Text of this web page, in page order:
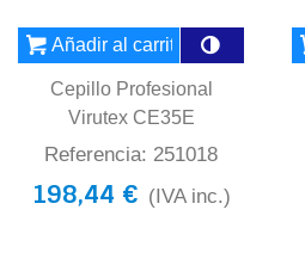
Añadir al carrito
Cepillo Profesional
Virutex CE35E
Referencia: 251018
198,44 € (IVA inc.)